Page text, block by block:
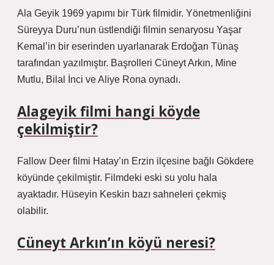
Ala Geyik 1969 yapımı bir Türk filmidir. Yönetmenliğini
Süreyya Duru’nun üstlendiği filmin senaryosu Yaşar
Kemal’in bir eserinden uyarlanarak Erdoğan Tünaş
tarafından yazılmıştır. Başrolleri Cüneyt Arkın, Mine
Mutlu, Bilal İnci ve Aliye Rona oynadı.
Alageyik filmi hangi köyde
çekilmiştir?
Fallow Deer filmi Hatay’ın Erzin ilçesine bağlı Gökdere
köyünde çekilmiştir. Filmdeki eski su yolu hala
ayaktadır. Hüseyin Keskin bazı sahneleri çekmiş
olabilir.
Cüneyt Arkın’ın köyü neresi?